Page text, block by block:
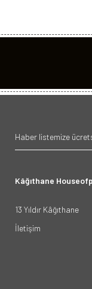
Kâğıthane
13 Yıldır Kâğıthane
İletişim